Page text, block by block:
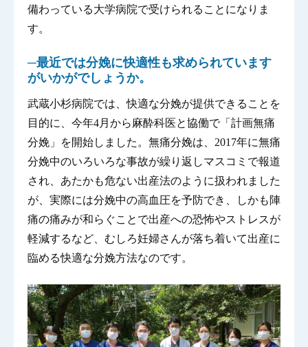
備わっている大学病院で受けられることになりま
す。
─最近では分娩に快適性も求められています
がいかがでしょうか。
武蔵小杉病院では、快適な分娩が提供できることを
目的に、今年4月から麻酔科医と協働で「計画無痛
分娩」を開始しました。無痛分娩は、2017年に無痛
分娩中のいろいろな事故が繰り返しマスコミで報道
され、あたかも危ない出産法のように扱われました
が、実際には分娩中の高血圧を予防でき、しかも陣
痛の痛みが和らぐことで出産への恐怖やストレスが
軽減するなど、むしろ妊婦さんが落ち着いて出産に
臨める快適な分娩方法なのです。